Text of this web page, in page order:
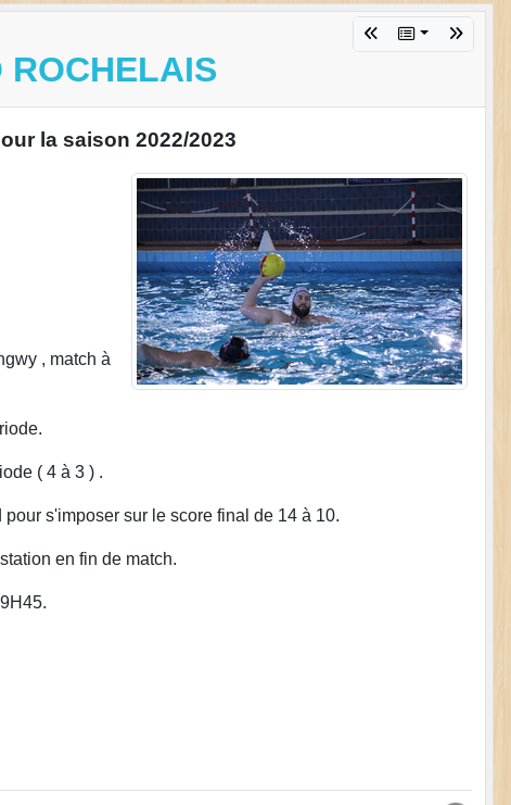
ROCHELAIS
la saison 2022/2023
, match à
( 4 à 3 ) .
s'imposer sur le score final de 14 à 10.
en fin de match.